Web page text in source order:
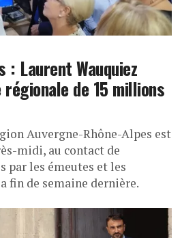
: Laurent Wauquiez
régionale de 15 millions
Auvergne-Rhône-Alpes est
midi, au contact de
par les émeutes et les
fin de semaine dernière.